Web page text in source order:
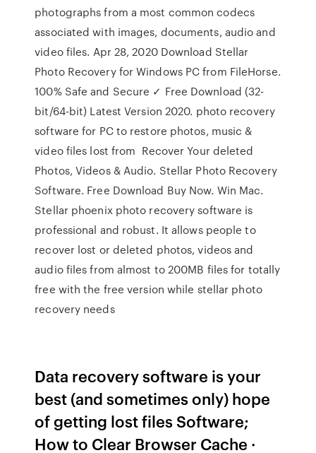
photographs from a most common codecs
associated with images, documents, audio and
video files. Apr 28, 2020 Download Stellar
Photo Recovery for Windows PC from FileHorse.
100% Safe and Secure ✓ Free Download (32-
bit/64-bit) Latest Version 2020. photo recovery
software for PC to restore photos, music &
video files lost from Recover Your deleted
Photos, Videos & Audio. Stellar Photo Recovery
Software. Free Download Buy Now. Win Mac.
Stellar phoenix photo recovery software is
professional and robust. It allows people to
recover lost or deleted photos, videos and
audio files from almost to 200MB files for totally
free with the free version while stellar photo
recovery needs
Data recovery software is your
best (and sometimes only) hope
of getting lost files Software;
How to Clear Browser Cache ·